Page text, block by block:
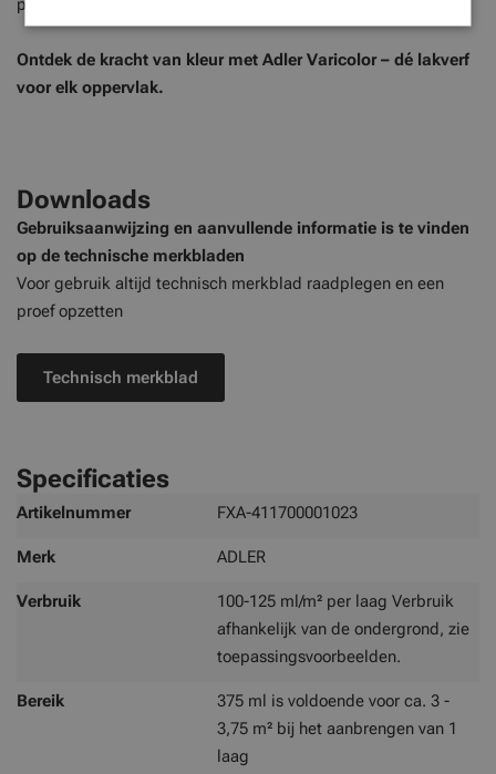
project af met de
Ontdek de kracht van kleur met Adler Varicolor – dé lakverf
voor elk oppervlak.
Downloads
Gebruiksaanwijzing en aanvullende informatie is te vinden
op de technische merkbladen
Voor gebruik altijd technisch merkblad raadplegen en een
proef opzetten
Technisch merkblad
Specificaties
Meer
Artikelnummer FXA-411700001023
Merk ADLER
Verbruik
100-125 ml/m² per laag Verbruik
afhankelijk van de ondergrond, zie
toepassingsvoorbeelden.
Bereik
375 ml is voldoende voor ca. 3 -
3,75 m² bij het aanbrengen van 1
laag